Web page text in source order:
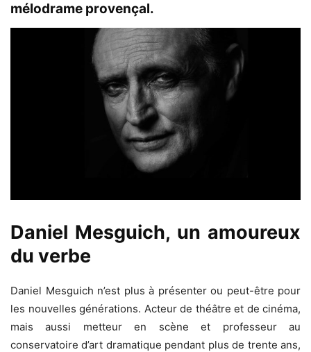
mélodrame provençal.
Daniel Mesguich, un amoureux
du verbe
Daniel Mesguich n’est plus à présenter ou peut-être pour
les nouvelles générations. Acteur de théâtre et de cinéma,
mais aussi metteur en scène et professeur au
conservatoire d’art dramatique pendant plus de trente ans,